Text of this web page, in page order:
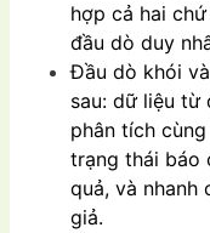
hợp cả hai
đầu dò duy
Đầu dò khói
sau: dữ liệu từ
phân tích
trạng thái báo
quả, và nhanh
giả.